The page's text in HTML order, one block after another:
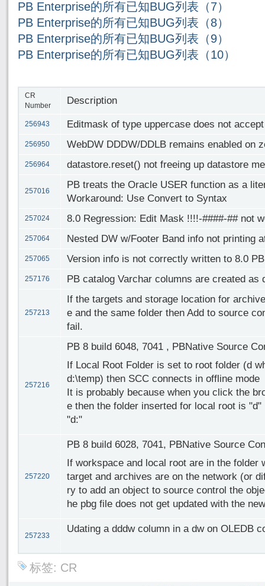
PB Enterprise的所有已知BUG列表（7）
PB Enterprise的所有已知BUG列表（8）
PB Enterprise的所有已知BUG列表（9）
PB Enterprise的所有已知BUG列表（10）
CR
Number
Description
256943 Editmask of type uppercase does not
256950 WebDW DDDW/DDLB remains enabled on
256964 datastore.reset() not freeing up datastore
257016
PB treats the Oracle USER function as a
Workaround: Use Convert to Syntax
257024 8.0 Regression: Edit Mask !!!!-####-## not
257064 Nested DW w/Footer Band info not printing
257065 Version info is not correctly written to 8.0
257176 PB catalog Varchar columns are created as
257213
If the targets and storage location for
e and the same folder then Add to source
fail.
257216
PB 8 build 6048, 7041 , PBNative Source
If Local Root Folder is set to root folder (d
d:\temp) then SCC connects in offline mode
It is probably because when you click the
e then the folder inserted for local root is "d"
"d:"
257220
PB 8 build 6028, 7041, PBNative Source
If workspace and local root are in the folder
target and archives are on the network (or
ry to add an object to source control the
he pbg file does not get updated with the
257233
Udating a dddw column in a dw on OLEDB
标签: CR